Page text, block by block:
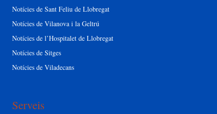
Notícies de Sant Feliu de Llobregat
Notícies de Vilanova i la Geltrú
Notícies de l’Hospitalet de Llobregat
Notícies de Sitges
Notícies de Viladecans
Serveis